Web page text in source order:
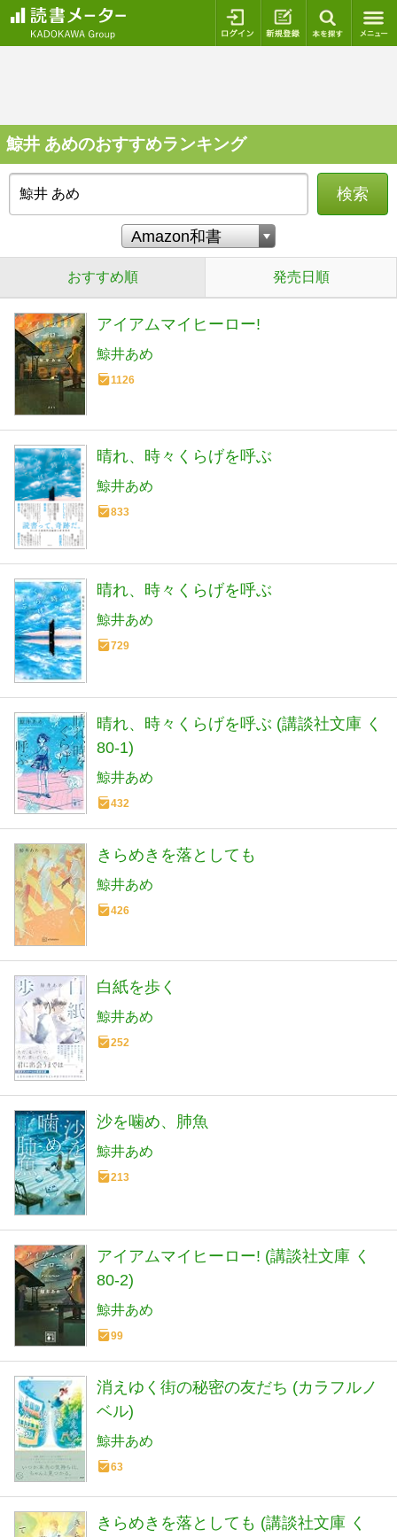
ログイン 新規登録
鯨井 あめのおすすめランキング
検索
おすすめ順 発売日順
アイアムマイヒーロー!
鯨井あめ
1126
晴れ、時々くらげを呼ぶ
鯨井あめ
833
晴れ、時々くらげを呼ぶ
鯨井あめ
729
晴れ、時々くらげを呼ぶ (講談社文庫 く
80-1)
鯨井あめ
432
きらめきを落としても
鯨井あめ
426
白紙を歩く
鯨井あめ
252
沙を噛め、肺魚
鯨井あめ
213
アイアムマイヒーロー! (講談社文庫 く
80-2)
鯨井あめ
99
消えゆく街の秘密の友だち (カラフルノ
ベル)
鯨井あめ
63
きらめきを落としても (講談社文庫 く